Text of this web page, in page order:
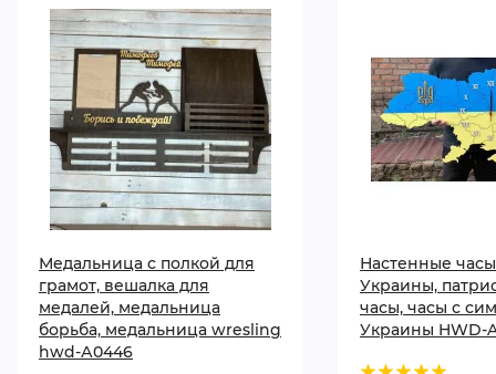
Медальница с полкой для
грамот, вешалка для
медалей, медальница
борьба, медальница wresling
hwd-А0446
Настенные
Украины,
часы, часы с
Украины HWD-